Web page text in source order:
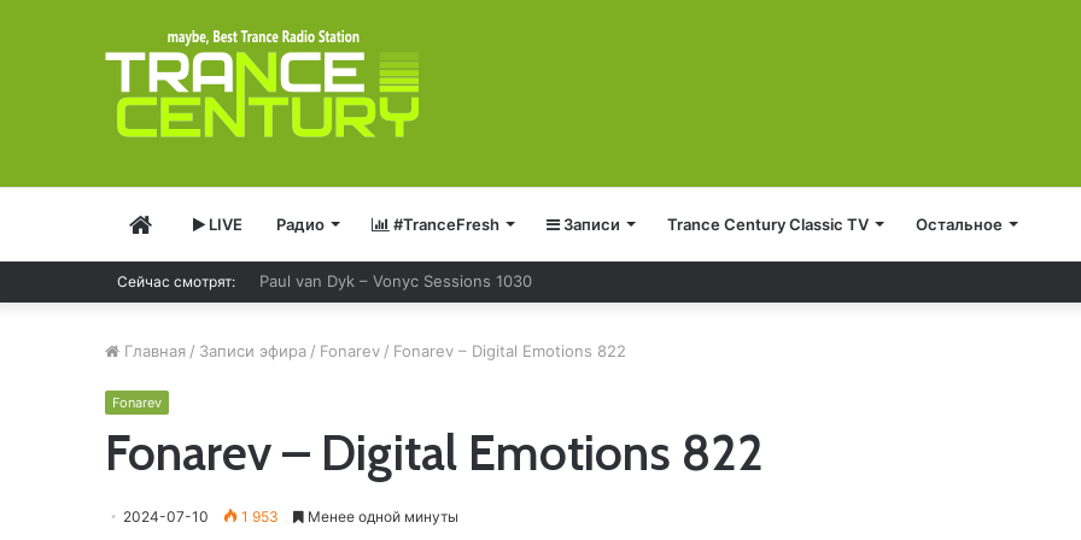
ГлавнаяLIVE Радио #TranceFresh Записи Trance Century Classic TV Остальное
Сейчас смотрят: Paul van Dyk – Vonyc Sessions 1030
Главная / Записи эфира / Fonarev / Fonarev – Digital Emotions 822
Fonarev
Fonarev – Digital Emotions 822
2024-07-10 1 953 Менее одной минуты